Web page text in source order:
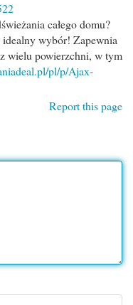
całego domu?
wybór! Zapewnia
wielu powierzchni, w tym
pl/p/Ajax-
Report this page